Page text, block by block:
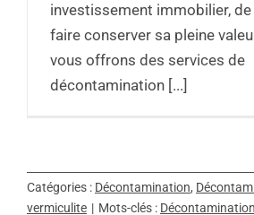
investissement immobilier, de
faire conserver sa pleine
vous offrons des services de
décontamination [...]
Catégories : Décontamination,
vermiculite | Mots-clés : Décontamination